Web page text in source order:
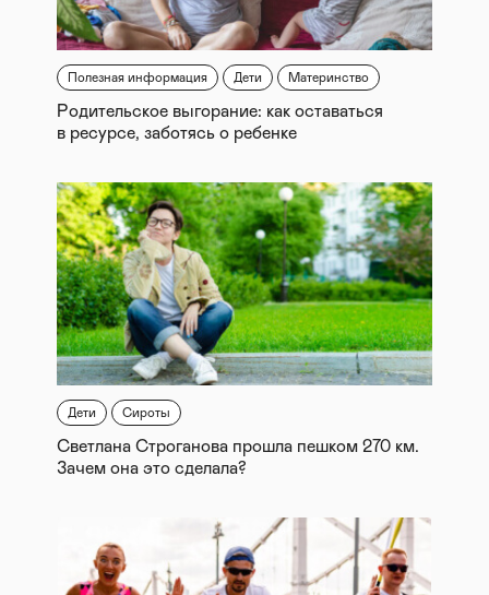
Полезная информация Дети Материнство
Родительское выгорание: как оставаться
в ресурсе, заботясь о ребенке
Дети Сироты
Светлана Строганова прошла пешком 270 км.
Зачем она это сделала?